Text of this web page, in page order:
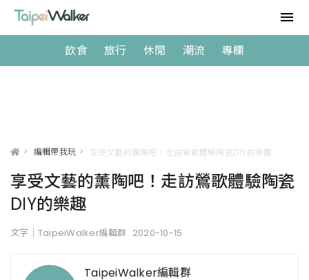
飲食 旅行 休閒 潮流 專欄
> 編輯帶我玩 > 享受文藝的薰陶吧！走訪鶯歌體驗陶瓷DIY的樂趣
享受文藝的薰陶吧！走訪鶯歌體驗陶瓷
DIY的樂趣
文字｜TaipeiWalker編輯群 2020-10-15
TaipeiWalker編輯群